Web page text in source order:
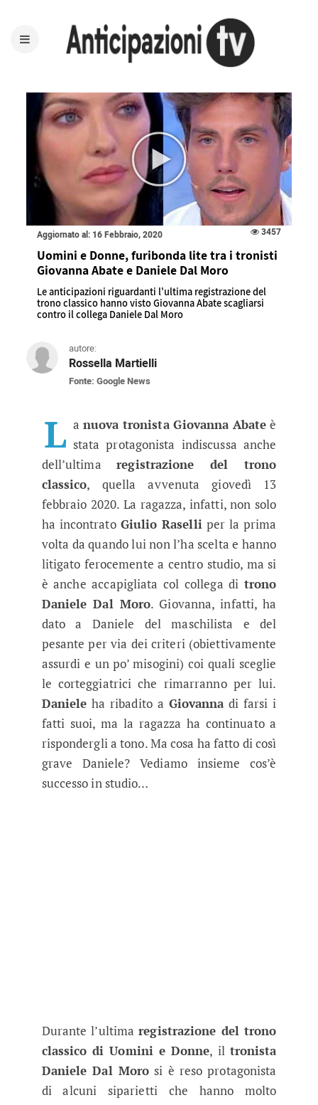
Aggiornato al: 16 Febbraio, 2020 3457
Uomini e Donne, furibonda lite tra i tronisti
Giovanna Abate e Daniele Dal Moro
Le anticipazioni riguardanti l'ultima registrazione del
trono classico hanno visto Giovanna Abate scagliarsi
contro il collega Daniele Dal Moro
autore:
Rossella Martielli
Fonte: Google News
Uomini e Donne, furibonda lite
L a nuova tronista Giovanna Abate è
stata protagonista indiscussa anche
dell’ultimaregistrazione del trono
classico, quella avvenuta giovedì 13
febbraio 2020. La ragazza, infatti, non solo
ha incontrato Giulio Raselliper la prima
volta da quando lui non l’ha scelta e hanno
litigato ferocemente a centro studio, ma si
è anche accapigliata col collega di trono
Daniele Dal Moro. Giovanna, infatti, ha
dato a Daniele del maschilista e del
pesante per via dei criteri (obiettivamente
assurdi e un po’ misogini) coi quali sceglie
le corteggiatrici che rimarranno per lui.
Daniele ha ribadito a Giovannadi farsi i
fatti suoi, ma la ragazza ha continuato a
rispondergli a tono. Ma cosa ha fatto di così
grave Daniele? Vediamo insieme cos’è
successo in studio…
Durante l’ultimaregistrazione del trono
classico di Uomini e Donne, il tronista
Daniele Dal Moro si è reso protagonista
di alcuni siparietti che hanno molto